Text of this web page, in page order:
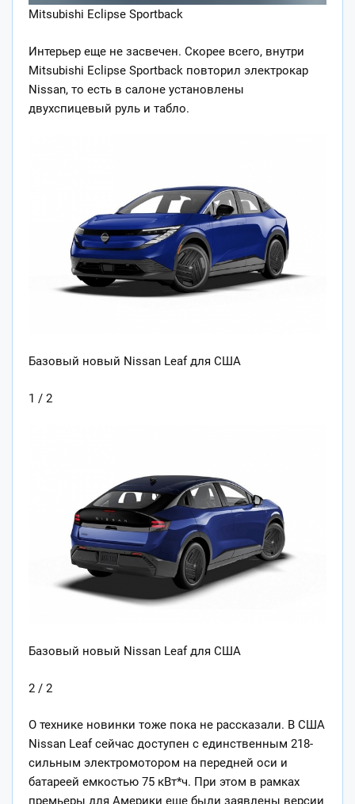
Mitsubishi Eclipse Sportback
Интерьер еще не засвечен. Скорее всего, внутри
Mitsubishi Eclipse Sportback повторил электрокар
Nissan, то есть в салоне установлены
двухспицевый руль и табло.
Базовый новый Nissan Leaf для США
1 / 2
Базовый новый Nissan Leaf для США
2 / 2
О технике новинки тоже пока не рассказали. В США
Nissan Leaf сейчас доступен с единственным 218-
сильным электромотором на передней оси и
батареей емкостью 75 кВт*ч. При этом в рамках